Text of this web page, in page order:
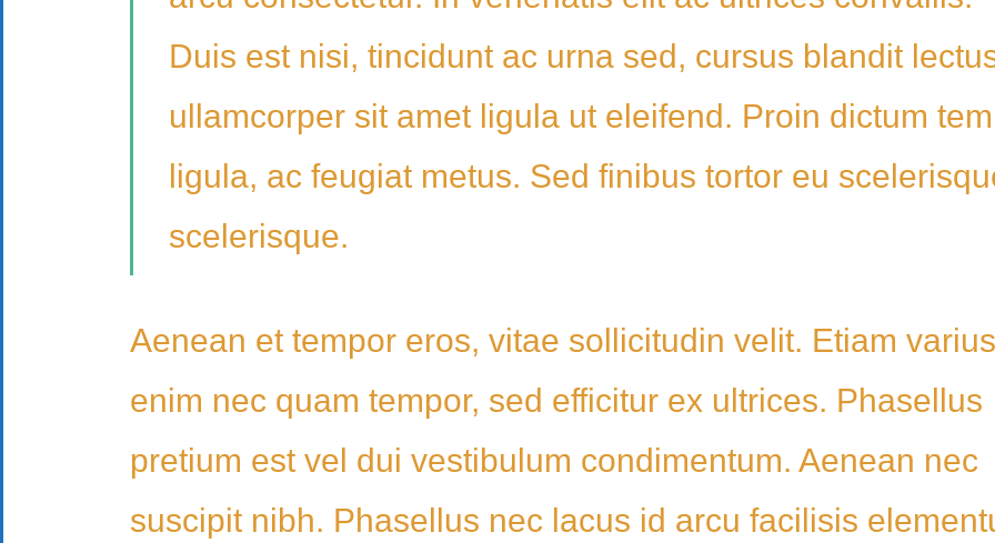
Duis est nisi, tincidunt ac urna sed, cursus blandit
ullamcorper sit amet ligula ut eleifend. Proin dictum
ligula, ac feugiat metus. Sed finibus tortor eu
scelerisque.
Aenean et tempor eros, vitae sollicitudin velit. Etiam varius
enim nec quam tempor, sed efficitur ex ultrices. Phasellus
pretium est vel dui vestibulum condimentum. Aenean nec
suscipit nibh. Phasellus nec lacus id arcu facilisis